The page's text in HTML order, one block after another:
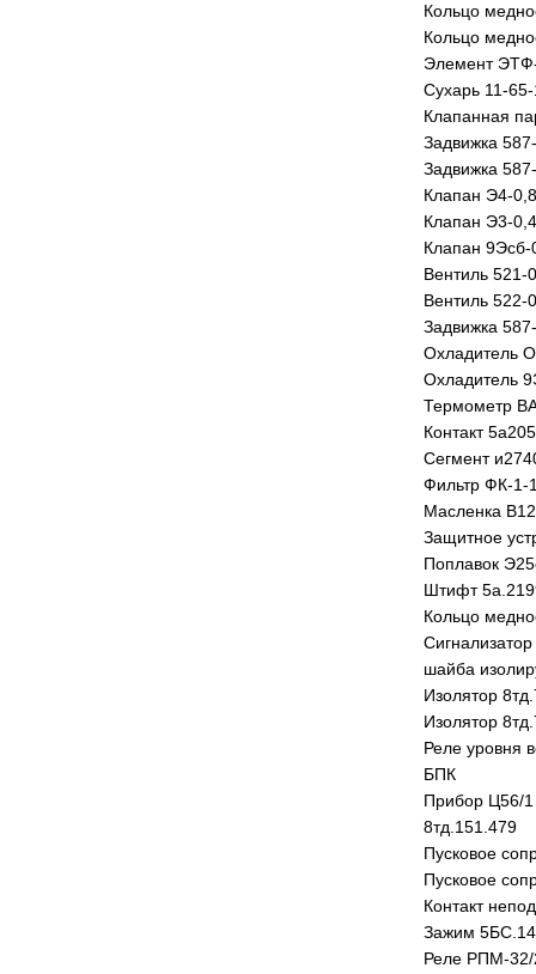
Кольцо
Кольцо
Элемент
Сухарь 11-65-
Клапанная
Задвижка
Задвижка
Клапан Э4-
Клапан Э3-
Клапан 9Эсб-
Вентиль 521-
Вентиль 522-
Задвижка
Охладитель
Охладитель
Термометр
Контакт
Сегмент
Фильтр ФК-1-
Масленка
Защитное
Поплавок
Штифт
Кольцо
шайба
Изолятор
Изолятор
Реле уровня
БПК
Прибор Ц56/1
8тд.151.479
Пусковое
Пусковое
Контакт
Зажим
Реле РПМ-32/